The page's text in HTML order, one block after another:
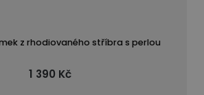
z rhodiovaného stříbra s perlou
1 390 Kč